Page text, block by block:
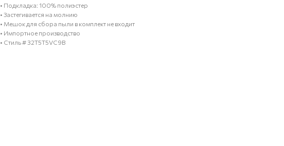
• Подкладка: 100% полиэстер
• Застегивается на молнию
• Мешок для сбора пыли в комплект не входит
• Импортное производство
• Стиль # 32T5T5VC9B